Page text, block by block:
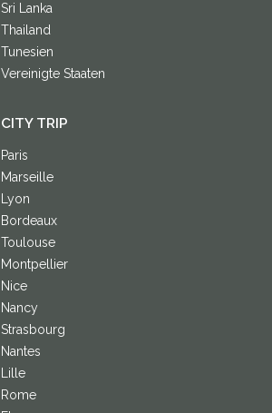
Sri Lanka
Thailand
Tunesien
Vereinigte Staaten
CITY TRIP
Paris
Marseille
Lyon
Bordeaux
Toulouse
Montpellier
Nice
Nancy
Strasbourg
Nantes
Lille
Rome